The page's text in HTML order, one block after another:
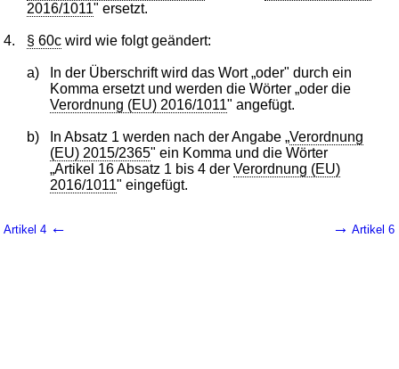
2016/1011" ersetzt.
4. § 60c wird wie folgt geändert:
a)
In der Überschrift wird das Wort „oder" durch ein
Komma ersetzt und werden die Wörter „oder die
Verordnung (EU) 2016/1011" angefügt.
b) In Absatz 1 werden nach der Angabe „Verordnung
(EU) 2015/2365" ein Komma und die Wörter
„Artikel 16 Absatz 1 bis 4 der Verordnung (EU)
2016/1011" eingefügt.
Artikel 4 ← → Artikel 6